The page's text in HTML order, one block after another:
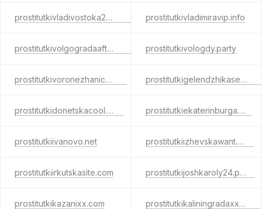
prostitutkivladivostoka24.party prostitutkivladimiravip.info
prostitutkivolgogradaafter.com prostitutkivologdy.party
prostitutkivoronezhanice.info prostitutkigelendzhikasex.com
prostitutkidonetskacool.com prostitutkiekaterinburga.net
prostitutkiivanovo.net prostitutkiizhevskawant.com
prostitutkiirkutskasite.com prostitutkijoshkaroly24.party
prostitutkikazanixx.com prostitutkikaliningradaxxx.info